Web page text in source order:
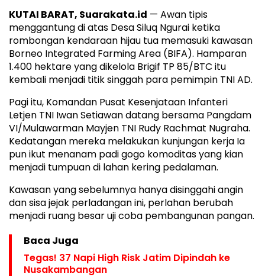
KUTAI BARAT, Suarakata.id — Awan tipis
menggantung di atas Desa Siluq Ngurai ketika
rombongan kendaraan hijau tua memasuki kawasan
Borneo Integrated Farming Area (BIFA). Hamparan
1.400 hektare yang dikelola Brigif TP 85/BTC itu
kembali menjadi titik singgah para pemimpin TNI AD.
Pagi itu, Komandan Pusat Kesenjataan Infanteri
Letjen TNI Iwan Setiawan datang bersama Pangdam
VI/Mulawarman Mayjen TNI Rudy Rachmat Nugraha.
Kedatangan mereka melakukan kunjungan kerja Ia
pun ikut menanam padi gogo komoditas yang kian
menjadi tumpuan di lahan kering pedalaman.
Kawasan yang sebelumnya hanya disinggahi angin
dan sisa jejak perladangan ini, perlahan berubah
menjadi ruang besar uji coba pembangunan pangan.
Baca Juga
Tegas! 37 Napi High Risk Jatim Dipindah ke
Nusakambangan